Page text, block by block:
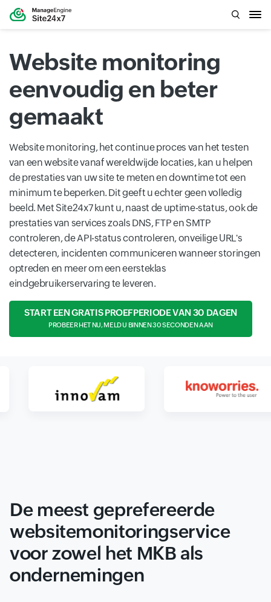
Website monitoring
eenvoudig en beter
gemaakt
Website monitoring, het continue proces van het testen
van een website vanaf wereldwijde locaties, kan u helpen
de prestaties van uw site te meten en downtime tot een
minimum te beperken. Dit geeft u echter geen volledig
beeld. Met Site24x7 kunt u, naast de uptime-status, ook de
prestaties van services zoals DNS, FTP en SMTP
controleren, de API-status controleren, onveilige URL's
detecteren, incidenten communiceren wanneer storingen
optreden en meer om een ​​eersteklas
eindgebruikerservaring te leveren.
START EEN GRATIS PROEFPERIODE VAN 30 DAGEN
PROBEER HET NU, MELD U BINNEN 30 SECONDEN AAN
De meest geprefereerde
websitemonitoringservice
voor zowel het MKB als
ondernemingen